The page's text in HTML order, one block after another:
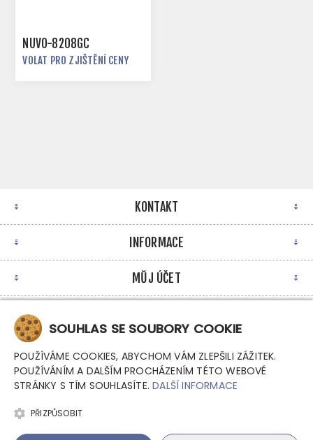
NUVO-8208GC
VOLAT PRO ZJIŠTĚNÍ CENY
KONTAKT
INFORMACE
MŮJ ÚČET
SOUHLAS SE SOUBORY COOKIE
POUŽÍVÁME COOKIES, ABYCHOM VÁM ZLEPŠILI ZÁŽITEK.
POUŽÍVÁNÍM A DALŠÍM PROCHÁZENÍM TÉTO WEBOVÉ
STRÁNKY S TÍM SOUHLASÍTE.DALŠÍ INFORMACE
PŘIZPŮSOBIT